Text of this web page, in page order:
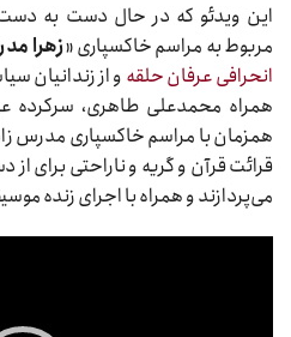
این ویدئو که در حال دست به
مربوط به مراسم خاکسپاری «زهرا
انحرافی عرفان حلقه و از زندانیان
همراه محمدعلی طاهری، سرکرده
همزمان با مراسم خاکسپاری مدرس
قرائت قرآن و گریه و ناراحتی برای
می‌پردازند و همراه با اجرای زنده